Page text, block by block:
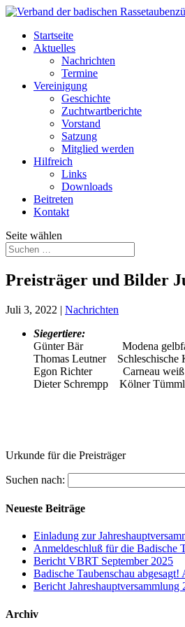
Startseite
Aktuelles
Nachrichten
Termine
Vereinigung
Geschichte
Zuchtwartberichte
Vorstand
Satzung
Mitglied werden
Hilfreich
Links
Downloads
Beitreten
Kontakt
Seite wählen
Preisträger und Bilder
Juli 3, 2022 | Nachrichten
Siegertiere:
Günter Bär Modena
Thomas Leutner Schleschische
Egon Richter Carneau weiß
Dieter Schrempp Kölner
Urkunde für die Preisträger
Suchen nach:
Neueste Beiträge
Einladung zur
Anmeldeschluß für die Badische
Bericht VBRT September 2025
Badische Taubenschau
Bericht Jahreshauptversammlung
Archiv